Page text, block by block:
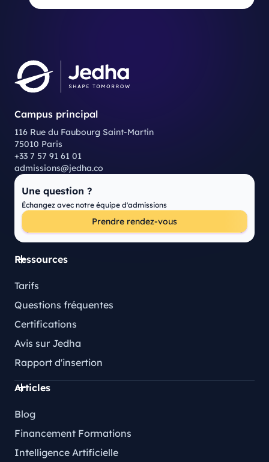
Campus principal
116 Rue du Faubourg Saint-Martin
75010 Paris
+33 7 57 91 61 01
admissions@jedha.co
Une question ?
Échangez avec notre équipe d'admissions
Prendre rendez-vous
Ressources
Tarifs
Questions fréquentes
Certifications
Avis sur Jedha
Rapport d'insertion
Articles
Blog
Financement Formations
Intelligence Artificielle